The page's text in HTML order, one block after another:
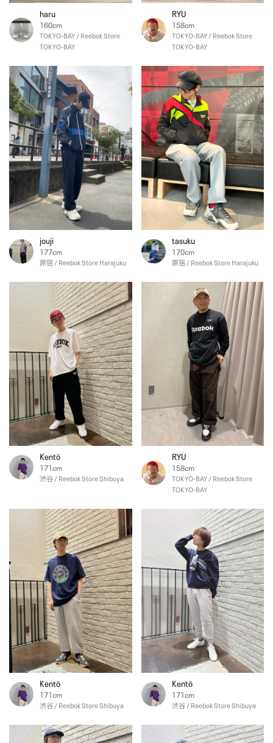
haru
160cm
TOKYO-BAY / Reebok Store
TOKYO-BAY
RYU
158cm
TOKYO-BAY / Reebok Store
TOKYO-BAY
jouji
177cm
原宿 / Reebok Store Harajuku
tasuku
170cm
原宿 / Reebok Store Harajuku
Kentö
171cm
渋谷 / Reebok Store Shibuya
RYU
158cm
TOKYO-BAY / Reebok Store
TOKYO-BAY
Kentö
171cm
渋谷 / Reebok Store Shibuya
Kentö
171cm
渋谷 / Reebok Store Shibuya